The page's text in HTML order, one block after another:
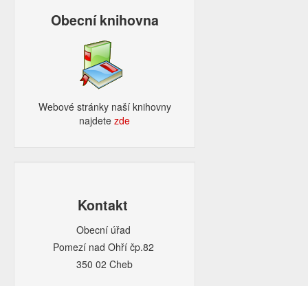
Obecní knihovna
Webové stránky naší knihovny
najdetezde​
Kontakt
Obecní úřad
Pomezí nad Ohří čp.82
350 02 Cheb